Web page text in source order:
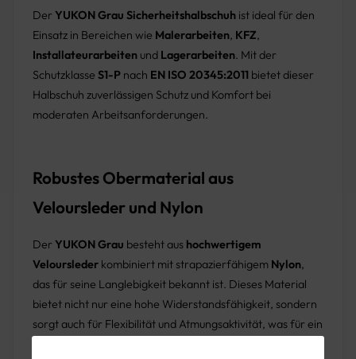
Der YUKON Grau Sicherheitshalbschuh ist ideal für den
Einsatz in Bereichen wie Malerarbeiten, KFZ,
Installateurarbeiten und Lagerarbeiten. Mit der
Schutzklasse S1-P nach EN ISO 20345:2011 bietet dieser
Halbschuh zuverlässigen Schutz und Komfort bei
moderaten Arbeitsanforderungen.
Robustes Obermaterial aus
Veloursleder und Nylon
Der YUKON Grau besteht aus hochwertigem
Veloursleder kombiniert mit strapazierfähigem Nylon,
das für seine Langlebigkeit bekannt ist. Dieses Material
bietet nicht nur eine hohe Widerstandsfähigkeit, sondern
sorgt auch für Flexibilität und Atmungsaktivität, was für ein